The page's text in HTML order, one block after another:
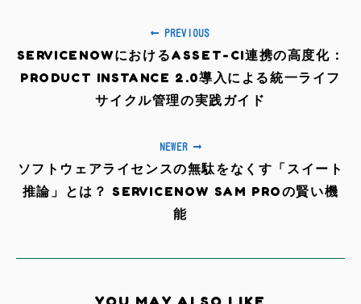
PREVIOUS
SERVICENOWにおけるASSET-CI連携の高度化：
PRODUCT INSTANCE 2.0導入による統一ライフ
サイクル管理の実践ガイド
NEWER
ソフトウェアライセンスの無駄をなくす「スイート
推論」とは？ SERVICENOW SAM PROの賢い機
能
YOU MAY ALSO LIKE